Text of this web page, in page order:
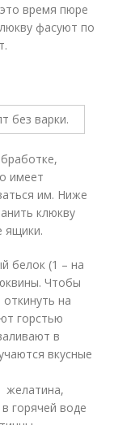
время пюре
фасуют по
имеет
им. Ниже
клюкву
ящики.
белок (1 – на
Чтобы
на
горстью
в
вкусные
желатина,
горячей воде